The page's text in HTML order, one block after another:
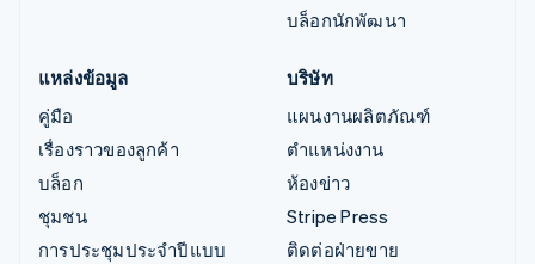
บล็อกนักพัฒนา
แหล่งข้อมูล
คู่มือ
เรื่องราวของลูกค้า
บล็อก
ชุมชน
การประชุมประจำปีแบบ
บริษัท
แผนงานผลิตภัณฑ์
ตำแหน่งงาน
ห้องข่าว
Stripe Press
ติดต่อฝ่ายขาย